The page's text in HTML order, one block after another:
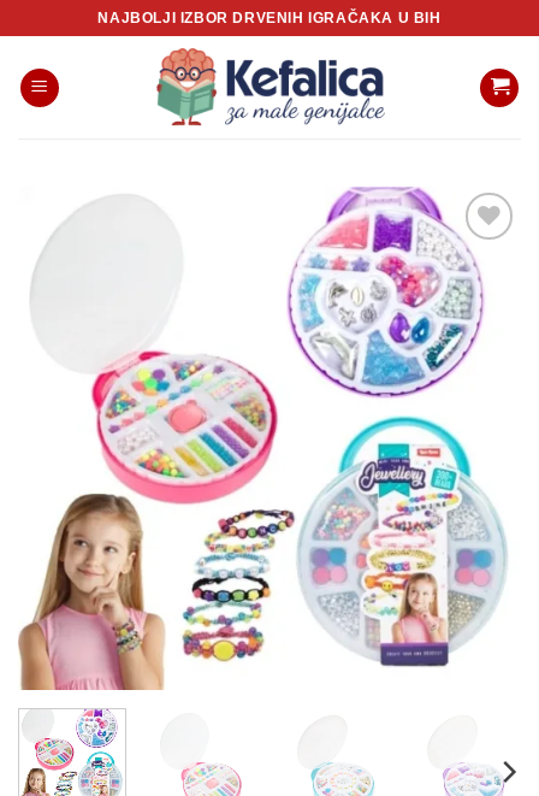
content
NAJBOLJI IZBOR DRVENIH IGRAČAKA U BIH
Sačuvaj
proizvod